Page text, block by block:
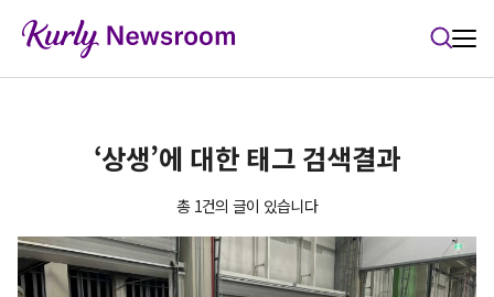
‘상생’에 대한 태그 검색결과
총 1건의 글이 있습니다